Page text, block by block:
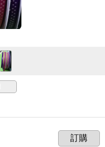
訂購